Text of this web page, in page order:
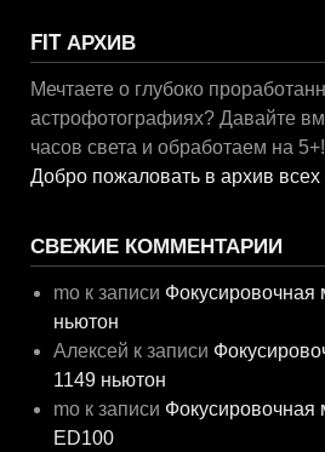
FIT АРХИВ
Мечтаете о глубоко
астрофотографиях? Давайте
часов света и обработаем на 5+!
Добро пожаловать в архив
СВЕЖИЕ КОММЕНТАРИИ
mo к записи Фокусировочная
ньютон
Алексей к записи
1149 ньютон
mo к записи Фокусировочная
ED100